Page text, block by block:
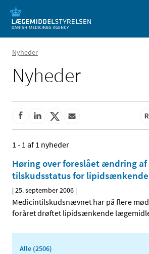
Nyheder
Nyheder
1 - 1 af 1 nyheder
Høring over foreslået ændring af
tilskudsstatus for
|25. september 2006 |
Medicintilskudsnævnet har på flere
foråret drøftet lipidsænkende
Alle (2506)